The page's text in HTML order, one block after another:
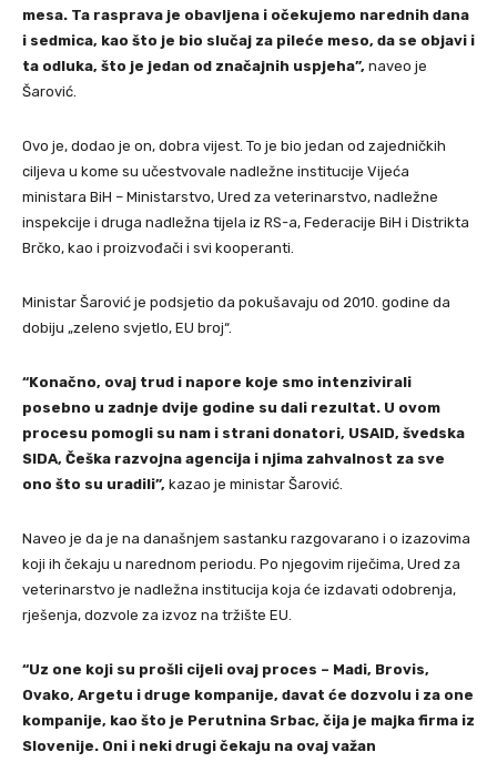
mesa. Ta rasprava je obavljena i očekujemo narednih dana
i sedmica, kao što je bio slučaj za pileće meso, da se objavi i
ta odluka, što je jedan od značajnih uspjeha”, naveo je
Šarović.
Ovo je, dodao je on, dobra vijest. To je bio jedan od zajedničkih
ciljeva u kome su učestvovale nadležne institucije Vijeća
ministara BiH – Ministarstvo, Ured za veterinarstvo, nadležne
inspekcije i druga nadležna tijela iz RS-a, Federacije BiH i Distrikta
Brčko, kao i proizvođači i svi kooperanti.
Ministar Šarović je podsjetio da pokušavaju od 2010. godine da
dobiju „zeleno svjetlo, EU broj“.
“Konačno, ovaj trud i napore koje smo intenzivirali
posebno u zadnje dvije godine su dali rezultat. U ovom
procesu pomogli su nam i strani donatori, USAID, švedska
SIDA, Češka razvojna agencija i njima zahvalnost za sve
ono što su uradili”, kazao je ministar Šarović.
Naveo je da je na današnjem sastanku razgovarano i o izazovima
koji ih čekaju u narednom periodu. Po njegovim riječima, Ured za
veterinarstvo je nadležna institucija koja će izdavati odobrenja,
rješenja, dozvole za izvoz na tržište EU.
“Uz one koji su prošli cijeli ovaj proces – Madi, Brovis,
Ovako, Argetu i druge kompanije, davat će dozvolu i za one
kompanije, kao što je Perutnina Srbac, čija je majka firma iz
Slovenije. Oni i neki drugi čekaju na ovaj važan